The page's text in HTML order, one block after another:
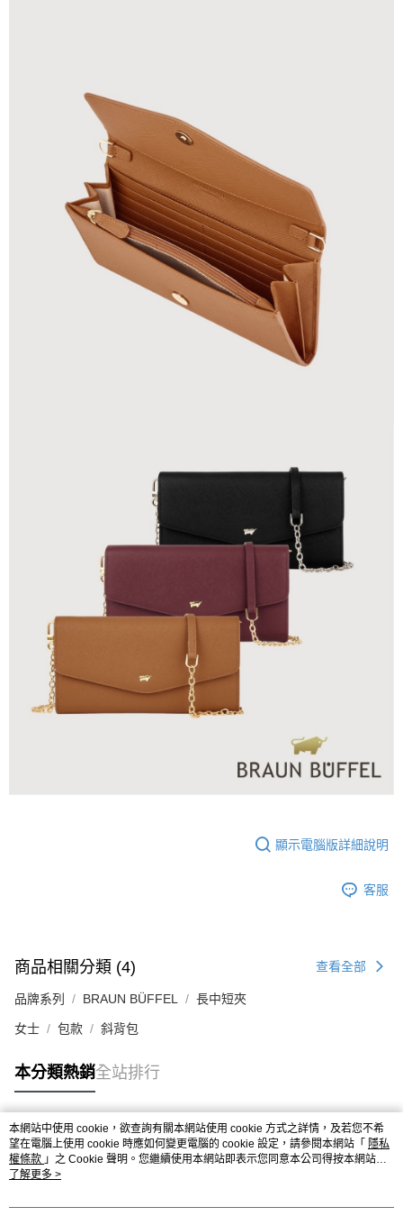
顯示電腦版詳細說明
客服
商品相關分類 (4) 查看全部
品牌系列 BRAUN BÜFFEL 長中短夾
女士 包款 斜背包
本分類熱銷全站排行
熱門標籤
本網站中使用 cookie，欲查詢有關本網站使用 cookie 方式之詳情，及若您不希
望在電腦上使用 cookie 時應如何變更電腦的 cookie 設定，請參閱本網站「 隱私
權條款 」之 Cookie 聲明。您繼續使用本網站即表示您同意本公司得按本網站使
用條款之 Cookie 聲明使用 cookie。
了解更多 >